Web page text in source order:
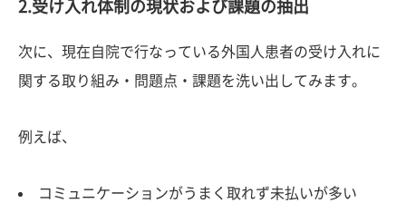
2.受け入れ体制の現状および課題の抽出
次に、現在自院で行なっている外国人患者の受け入れに
関する取り組み・問題点・課題を洗い出してみます。
例えば、
コミュニケーションがうまく取れず未払いが多い